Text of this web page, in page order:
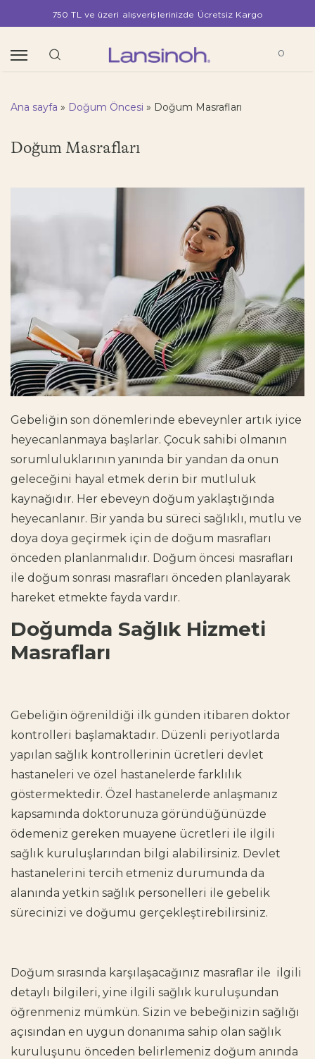
750 TL ve üzeri alışverişlerinizde Ücretsiz Kargo
0
Ana sayfa » Doğum Öncesi » Doğum Masrafları
Doğum Masrafları
Gebeliğin son dönemlerinde ebeveynler artık iyice
heyecanlanmaya başlarlar. Çocuk sahibi olmanın
sorumluluklarının yanında bir yandan da onun
geleceğini hayal etmek derin bir mutluluk
kaynağıdır. Her ebeveyn doğum yaklaştığında
heyecanlanır. Bir yanda bu süreci sağlıklı, mutlu ve
doya doya geçirmek için de doğum masrafları
önceden planlanmalıdır. Doğum öncesi masrafları
ile doğum sonrası masrafları önceden planlayarak
hareket etmekte fayda vardır.
Doğumda Sağlık Hizmeti
Masrafları
Gebeliğin öğrenildiği ilk günden itibaren doktor
kontrolleri başlamaktadır. Düzenli periyotlarda
yapılan sağlık kontrollerinin ücretleri devlet
hastaneleri ve özel hastanelerde farklılık
göstermektedir. Özel hastanelerde anlaşmanız
kapsamında doktorunuza göründüğünüzde
ödemeniz gereken muayene ücretleri ile ilgili
sağlık kuruluşlarından bilgi alabilirsiniz. Devlet
hastanelerini tercih etmeniz durumunda da
alanında yetkin sağlık personelleri ile gebelik
sürecinizi ve doğumu gerçekleştirebilirsiniz.
Doğum sırasında karşılaşacağınız masraflar ile ilgili
detaylı bilgileri, yine ilgili sağlık kuruluşundan
öğrenmeniz mümkün. Sizin ve bebeğinizin sağlığı
açısından en uygun donanıma sahip olan sağlık
kuruluşunu önceden belirlemeniz doğum anında